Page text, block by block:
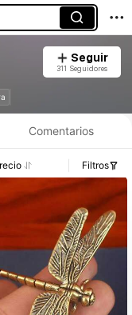
Seguir
311 Seguidores
Comentarios
Filtros